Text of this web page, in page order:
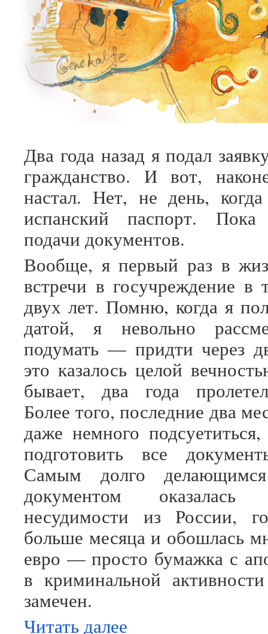
Два года назад я подал
гражданство. И вот,
настал. Нет, не день,
испанский паспорт.
подачи документов.
Вообще, я первый раз в
встречи в госучреждение в
двух лет. Помню, когда я
датой, я невольно
подумать — придти через
это казалось целой
бывает, два года
Более того, последние два
даже немного
подготовить все
Самым долго
документом
несудимости из России,
больше месяца и обошлась
евро — просто бумажка с
в криминальной
замечен.
Читать далее